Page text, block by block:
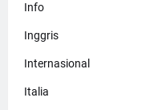
Info
Inggris
Internasional
Italia